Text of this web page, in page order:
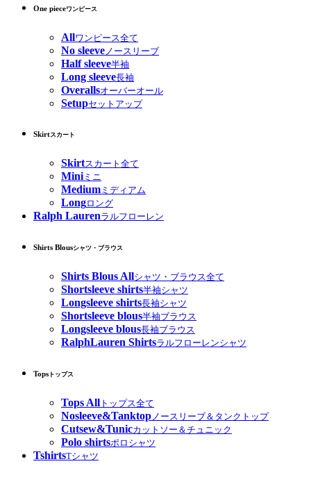
One pieceワンピース
Allワンピース全て
No sleeve ノースリーブ
Half sleeve半袖
Long sleeve長袖
Overallsオーバーオール
Setupセットアップ
Skirtスカート
Skirtスカート全て
Miniミニ
Medium ミディアム
Longロング
Ralph Laurenラルフローレン
Shirts Blousシャツ・ブラウス
Shirts Blous Allシャツ・ブラウス全て
Shortsleeve shirts半袖シャツ
Longsleeve shirts長袖シャツ
Shortsleeve blous半袖ブラウス
Longsleeve blous長袖ブラウス
RalphLauren Shirtsラルフローレンシャツ
Tops トップス
Tops All トップス全て
Nosleeve&Tanktopノースリーブ＆タンクトップ
Cutsew&Tunicカットソー＆チュニック
Polo shirtsポロシャツ
TshirtsTシャツ